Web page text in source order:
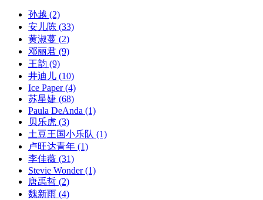
孙越 (2)
安儿陈 (33)
黄淑蔓 (2)
邓丽君 (9)
王韵 (9)
井迪儿 (10)
Ice Paper(4)
苏星婕 (68)
Paula DeAnda (1)
贝乐虎 (3)
土豆王国小乐队 (1)
卢旺达青年 (1)
李佳薇 (31)
Stevie Wonder(1)
唐禹哲 (2)
魏新雨 (4)